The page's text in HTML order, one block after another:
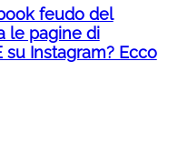
feudo del
le pagine di
su Instagram? Ecco